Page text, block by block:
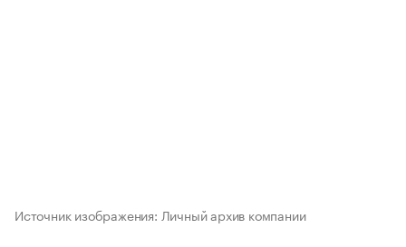
Источник изображения: Личный архив компании